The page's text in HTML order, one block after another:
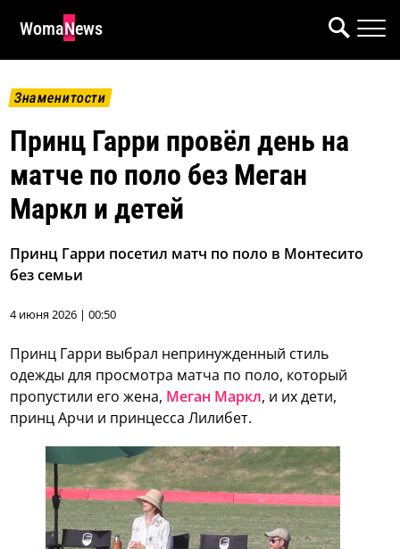
WomaNews
Знаменитости
Принц Гарри провёл день на
матче по поло без Меган
Маркл и детей
Принц Гарри посетил матч по поло в Монтесито
без семьи
4 июня 2026 | 00:50
Принц Гарри выбрал непринужденный стиль
одежды для просмотра матча по поло, который
пропустили его жена, Меган Маркл, и их дети,
принц Арчи и принцесса Лилибет.